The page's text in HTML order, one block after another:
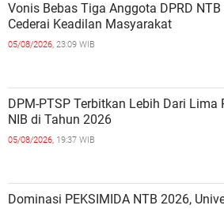
Vonis Bebas Tiga Anggota DPRD
Cederai Keadilan Masyarakat
05/08/2026, 23:09 WIB
DPM-PTSP Terbitkan Lebih Dari Lima
NIB di Tahun 2026
05/08/2026, 19:37 WIB
Dominasi PEKSIMIDA NTB 2026,